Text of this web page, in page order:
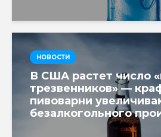
НОВОСТИ
В США растет число
трезвенников» —
пивоварни
безалкогольного